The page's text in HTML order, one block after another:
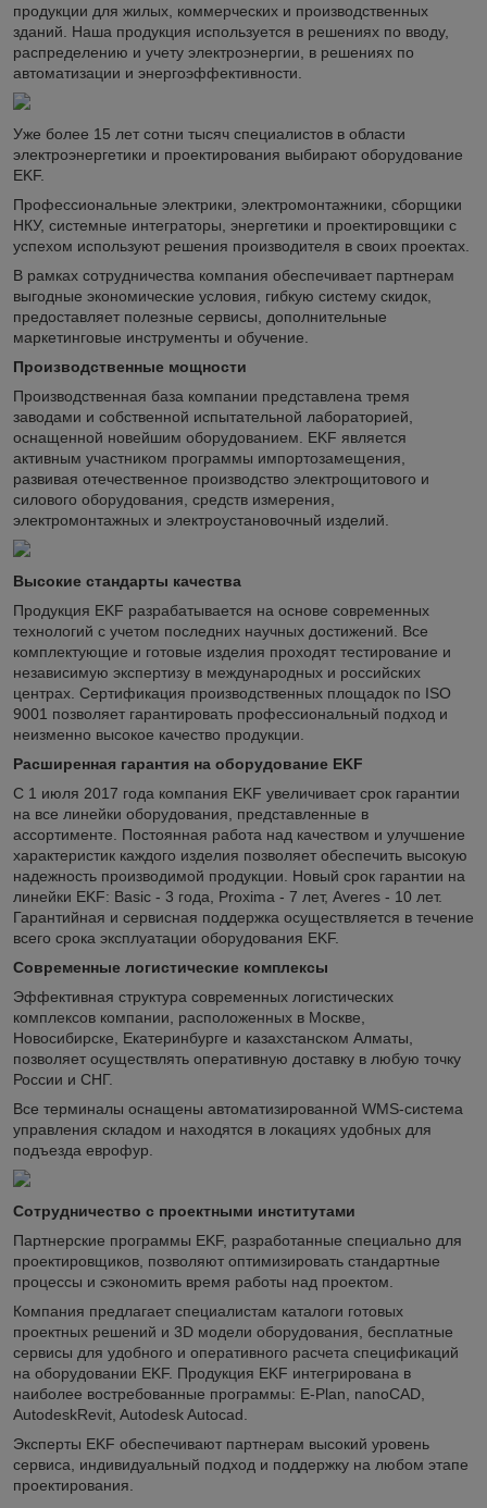
продукции для жилых, коммерческих и производственных
зданий. Наша продукция используется в решениях по вводу,
распределению и учету электроэнергии, в решениях по
автоматизации и энергоэффективности.
Уже более 15 лет сотни тысяч специалистов в области
электроэнергетики и проектирования выбирают оборудование
EKF.
Профессиональные электрики, электромонтажники, сборщики
НКУ, системные интеграторы, энергетики и проектировщики с
успехом используют решения производителя в своих проектах.
В рамках сотрудничества компания обеспечивает партнерам
выгодные экономические условия, гибкую систему скидок,
предоставляет полезные сервисы, дополнительные
маркетинговые инструменты и обучение.
Производственные мощности
Производственная база компании представлена тремя
заводами и собственной испытательной лабораторией,
оснащенной новейшим оборудованием. EKF является
активным участником программы импортозамещения,
развивая отечественное производство электрощитового и
силового оборудования, средств измерения,
электромонтажных и электроустановочный изделий.
Высокие стандарты качества
Продукция EKF разрабатывается на основе современных
технологий с учетом последних научных достижений. Все
комплектующие и готовые изделия проходят тестирование и
независимую экспертизу в международных и российских
центрах. Сертификация производственных площадок по ISO
9001 позволяет гарантировать профессиональный подход и
неизменно высокое качество продукции.
Расширенная гарантия на оборудование EKF
С 1 июля 2017 года компания EKF увеличивает срок гарантии
на все линейки оборудования, представленные в
ассортименте. Постоянная работа над качеством и улучшение
характеристик каждого изделия позволяет обеспечить высокую
надежность производимой продукции. Новый срок гарантии на
линейки EKF: Basic - 3 года, Proxima - 7 лет, Averes - 10 лет.
Гарантийная и сервисная поддержка осуществляется в течение
всего срока эксплуатации оборудования EKF.
Современные логистические комплексы
Эффективная структура современных логистических
комплексов компании, расположенных в Москве,
Новосибирске, Екатеринбурге и казахстанском Алматы,
позволяет осуществлять оперативную доставку в любую точку
России и СНГ.
Все терминалы оснащены автоматизированной WMS-система
управления складом и находятся в локациях удобных для
подъезда еврофур.
Сотрудничество с проектными институтами
Партнерские программы EKF, разработанные специально для
проектировщиков, позволяют оптимизировать стандартные
процессы и сэкономить время работы над проектом.
Компания предлагает специалистам каталоги готовых
проектных решений и 3D модели оборудования, бесплатные
сервисы для удобного и оперативного расчета спецификаций
на оборудовании EKF. Продукция EKF интегрирована в
наиболее востребованные программы: E-Plan, nanoCAD,
AutodeskRevit, Autodesk Autocad.
Эксперты EKF обеспечивают партнерам высокий уровень
сервиса, индивидуальный подход и поддержку на любом этапе
проектирования.